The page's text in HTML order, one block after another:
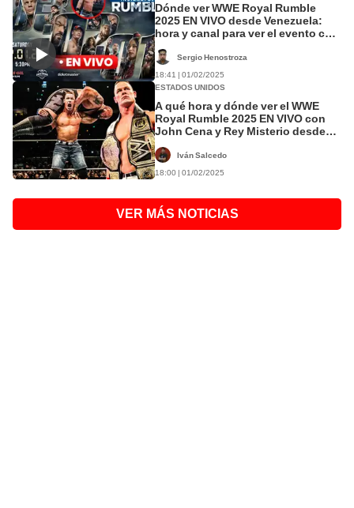
Dónde ver WWE Royal Rumble
2025 EN VIVO desde Venezuela:
hora y canal para ver el evento con
Sergio Henostroza
18:41 | 01/02/2025
ESTADOS UNIDOS
A qué hora y dónde ver el WWE
Royal Rumble 2025 EN VIVO con
John Cena y Rey Misterio desde
Iván Salcedo
18:00 | 01/02/2025
VER MÁS NOTICIAS